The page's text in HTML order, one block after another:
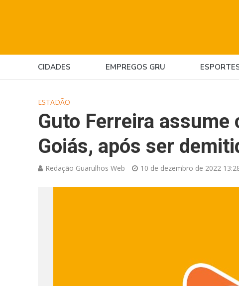
CIDADES EMPREGOS GRU
ESTADÃO
Guto Ferreira
Goiás, após ser
Redação Guarulhos Web 10 de dezembro de 2022